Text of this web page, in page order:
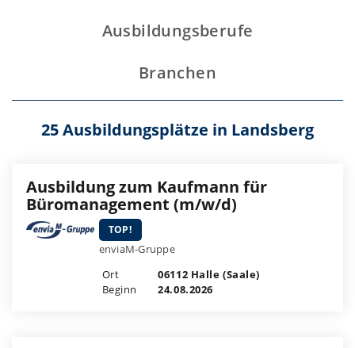
Ausbildungsberufe
Branchen
25 Ausbildungsplätze in Landsberg
Ausbildung zum Kaufmann für
Büromanagement (m/w/d)
TOP!
enviaM-Gruppe
Ort
06112 Halle (Saale)
Beginn
24.08.2026